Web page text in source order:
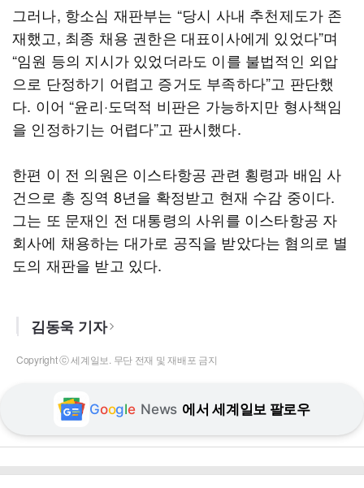
그러나, 항소심 재판부는 “당시 사내 추천제도가 존
재했고, 최종 채용 권한은 대표이사에게 있었다”며
“임원 등의 지시가 있었더라도 이를 불법적인 외압
으로 단정하기 어렵고 증거도 부족하다”고 판단했
다. 이어 “윤리·도덕적 비판은 가능하지만 형사책임
을 인정하기는 어렵다”고 판시했다.
한편 이 전 의원은 이스타항공 관련 횡령과 배임 사
건으로 총 징역 8년을 확정받고 현재 수감 중이다.
그는 또 문재인 전 대통령의 사위를 이스타항공 자
회사에 채용하는 대가로 공직을 받았다는 혐의로 별
도의 재판을 받고 있다.
김동욱 기자
Copyright ⓒ 세계일보. 무단 전재 및 재배포 금지
Google News 에서 세계일보 팔로우